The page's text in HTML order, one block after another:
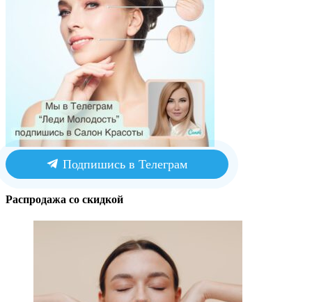
Подпишись в Телеграм
Распродажа со скидкой